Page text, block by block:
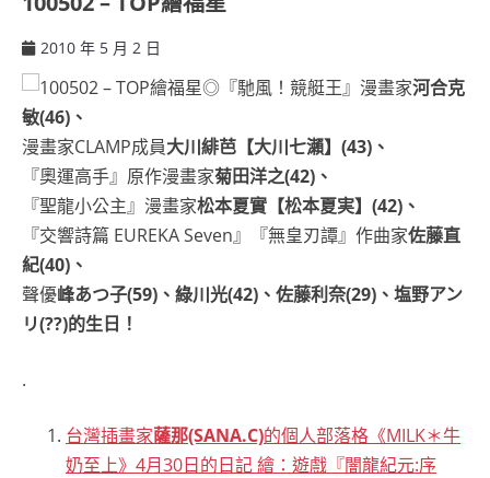
2010 年 5 月 2 日
◎『馳風！競艇王』漫畫家河合克
敏(46)、
漫畫家CLAMP成員大川緋芭【大川七瀨】(43)、
『奧運高手』原作漫畫家菊田洋之(42)、
『聖龍小公主』漫畫家松本夏實【松本夏実】(42)、
『交響詩篇 EUREKA Seven』『無皇刃譚』作曲家佐藤直
紀(40)、
聲優峰あつ子(59)、綠川光(42)、佐藤利奈(29)、塩野アン
リ(??)的生日！
.
台灣插畫家薩那(SANA.C)的個人部落格《MILK＊牛
奶至上》4月30日的日記 繪：遊戲『闇龍紀元:序